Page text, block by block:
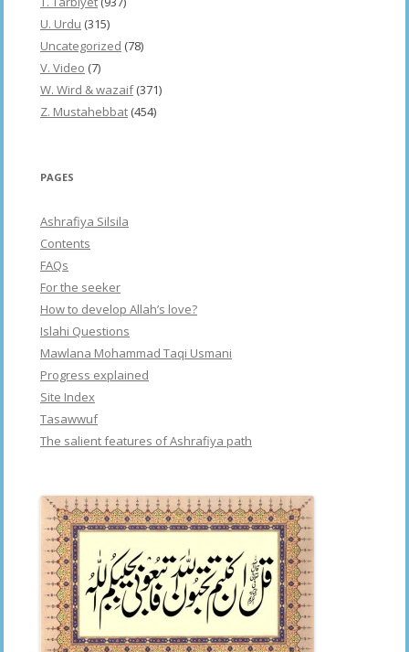
U. Urdu (315)
Uncategorized (78)
V. Video (7)
W. Wird & wazaif(371)
Z. Mustahebbat (454)
PAGES
Ashrafiya Silsila
Contents
FAQs
For the seeker
How to develop Allah’s love?
Islahi Questions
Mawlana Mohammad Taqi Usmani
Progress explained
Site Index
Tasawwuf
The salient features of Ashrafiya path